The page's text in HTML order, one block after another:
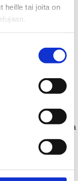
heille tai joita on
rooliaan
sähköntuotannosta
Sähkö Oy myi
Oy:lle.
yhtiön
Mutta